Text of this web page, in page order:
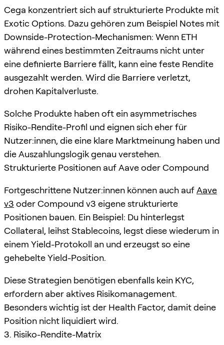
Cega konzentriert sich auf strukturierte Produkte mit
Exotic Options. Dazu gehören zum Beispiel Notes mit
Downside-Protection-Mechanismen: Wenn ETH
während eines bestimmten Zeitraums nicht unter
eine definierte Barriere fällt, kann eine feste Rendite
ausgezahlt werden. Wird die Barriere verletzt,
drohen Kapitalverluste.
Solche Produkte haben oft ein asymmetrisches
Risiko-Rendite-Profil und eignen sich eher für
Nutzer:innen, die eine klare Marktmeinung haben und
die Auszahlungslogik genau verstehen.
Strukturierte Positionen auf Aave oder Compound
Fortgeschrittene Nutzer:innen können auch aufAave
v3 oder Compound v3 eigene strukturierte
Positionen bauen. Ein Beispiel: Du hinterlegst
Collateral, leihst Stablecoins, legst diese wiederum in
einem Yield-Protokoll an und erzeugst so eine
gehebelte Yield-Position.
Diese Strategien benötigen ebenfalls kein KYC,
erfordern aber aktives Risikomanagement.
Besonders wichtig ist der Health Factor, damit deine
Position nicht liquidiert wird.
3. Risiko-Rendite-Matrix